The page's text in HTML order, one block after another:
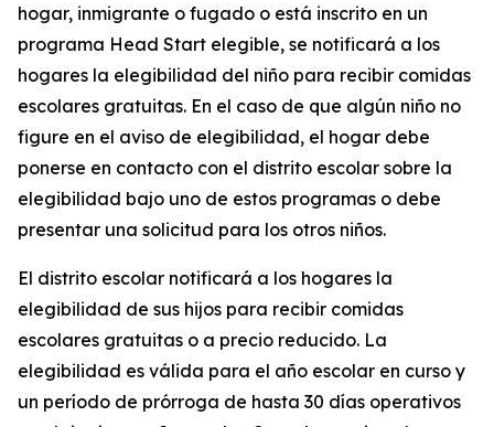
hogar, inmigrante o fugado o está inscrito en un
programa Head Start elegible, se notificará a los
hogares la elegibilidad del niño para recibir comidas
escolares gratuitas. En el caso de que algún niño no
figure en el aviso de elegibilidad, el hogar debe
ponerse en contacto con el distrito escolar sobre la
elegibilidad bajo uno de estos programas o debe
presentar una solicitud para los otros niños.
El distrito escolar notificará a los hogares la
elegibilidad de sus hijos para recibir comidas
escolares gratuitas o a precio reducido. La
elegibilidad es válida para el año escolar en curso y
un período de prórroga de hasta 30 días operativos